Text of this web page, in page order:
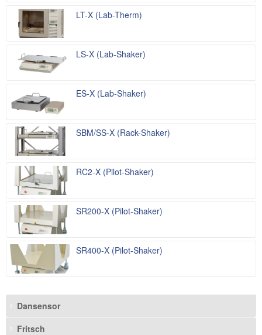
LT-X (Lab-Therm)
LS-X (Lab-Shaker)
ES-X (Lab-Shaker)
SBM/SS-X (Rack-Shaker)
RC2-X (Pilot-Shaker)
SR200-X (Pilot-Shaker)
SR400-X (Pilot-Shaker)
Dansensor
Fritsch